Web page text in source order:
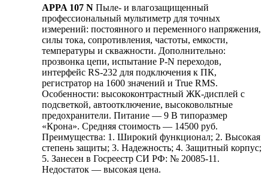
APPA 107 N Пыле- и влагозащищенный
профессиональный мультиметр для точных
измерений: постоянного и переменного напряжения,
силы тока, сопротивления, частоты, емкости,
температуры и скважности. Дополнительно:
прозвонка цепи, испытание P-N переходов,
интерфейс RS-232 для подключения к ПК,
регистратор на 1600 значений и True RMS.
Особенности: высококонтрастный ЖК-дисплей с
подсветкой, автоотключение, высоковольтные
предохранители. Питание — 9 В типоразмер
«Крона». Средняя стоимость — 14500 руб.
Преимущества: 1. Широкий функционал; 2. Высокая
степень защиты; 3. Надежность; 4. Защитный корпус;
5. Занесен в Госреестр СИ РФ: № 20085-11.
Недостаток — высокая цена.